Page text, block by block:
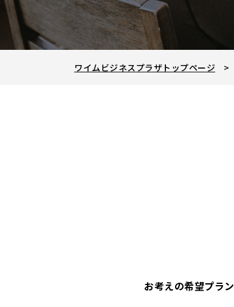
ワイムビジネスプラザトップページ
お考えの希望プラン